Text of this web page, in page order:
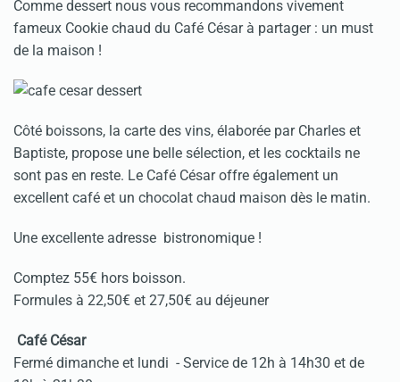
Comme dessert nous vous recommandons vivement
fameux Cookie chaud du Café César à partager : un must
de la maison !
Côté boissons, la carte des vins, élaborée par Charles et
Baptiste, propose une belle sélection, et les cocktails ne
sont pas en reste. Le Café César offre également un
excellent café et un chocolat chaud maison dès le matin.
Une excellente adresse bistronomique !
Comptez 55€ hors boisson.
Formules à 22,50€ et 27,50€ au déjeuner
Café César
Fermé dimanche et lundi - Service de 12h à 14h30 et de